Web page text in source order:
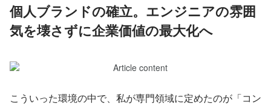
個人ブランドの確立。エンジニアの雰囲
気を壊さずに企業価値の最大化へ
こういった環境の中で、私が専門領域に定めたのが「コン